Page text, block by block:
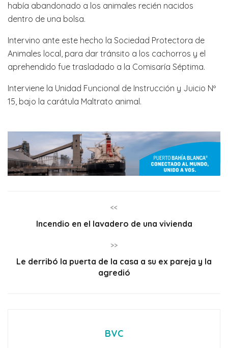
había abandonado a los animales recién nacidos
dentro de una bolsa.
Intervino ante este hecho la Sociedad Protectora de
Animales local, para dar tránsito a los cachorros y el
aprehendido fue trasladado a la Comisaría Séptima.
Interviene la Unidad Funcional de Instrucción y Juicio Nº
15, bajo la carátula Maltrato animal.
<<
Incendio en el lavadero de una vivienda
>>
Le derribó la puerta de la casa a su ex pareja y la
agredió
BVC